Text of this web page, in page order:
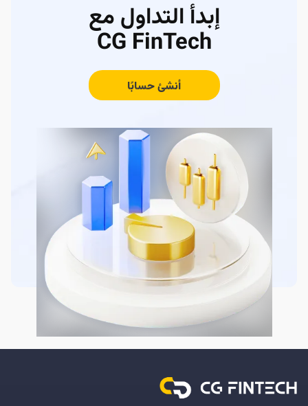
إبدأ التداول مع
CG FinTech
أنشئ حسابًا